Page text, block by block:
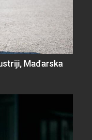
Mađarska